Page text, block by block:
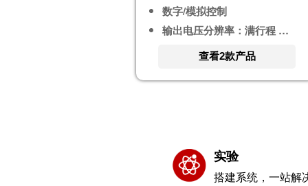
数字/模拟控制
输出电压分辨率：满行程 1/1000000
查看2款产品
实验
搭建系统，一站解